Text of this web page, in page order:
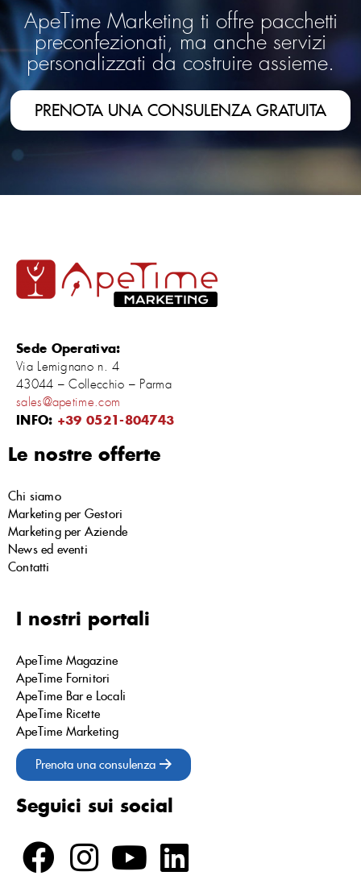
ApeTime Marketing ti offre pacchetti
preconfezionati, ma anche servizi
personalizzati da costruire assieme.
PRENOTA UNA CONSULENZA GRATUITA
Sede Operativa:
Via Lemignano n. 4
43044 – Collecchio – Parma
sales@apetime.com
INFO: +39 0521-804743
Le nostre offerte
Chi siamo
Marketing per Gestori
Marketing per Aziende
News ed eventi
Contatti
I nostri portali
ApeTime Magazine
ApeTime Fornitori
ApeTime Bar e Locali
ApeTime Ricette
ApeTime Marketing
Prenota una consulenza
Seguici sui social